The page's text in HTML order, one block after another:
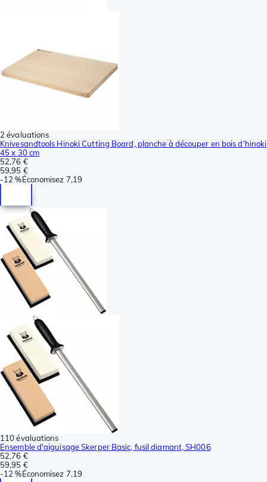
2 évaluations
Knivesandtools Hinoki Cutting Board, planche à découper en bois d'hinoki
45 x 30 cm
52,76 €
59,95 €
-12 %Économisez 7,19
110 évaluations
Ensemble d'aiguisage Skerper Basic, fusil diamant, SH006
52,76 €
59,95 €
-12 %Économisez 7,19